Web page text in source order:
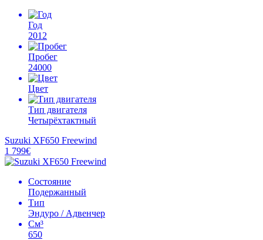
Год
2012
Пробег
24000
Цвет
Тип двигателя
Четырёхтактный
Suzuki XF650 Freewind
1 799€
Состояние
Подержанный
Тип
Эндуро / Адвенчер
См³
650